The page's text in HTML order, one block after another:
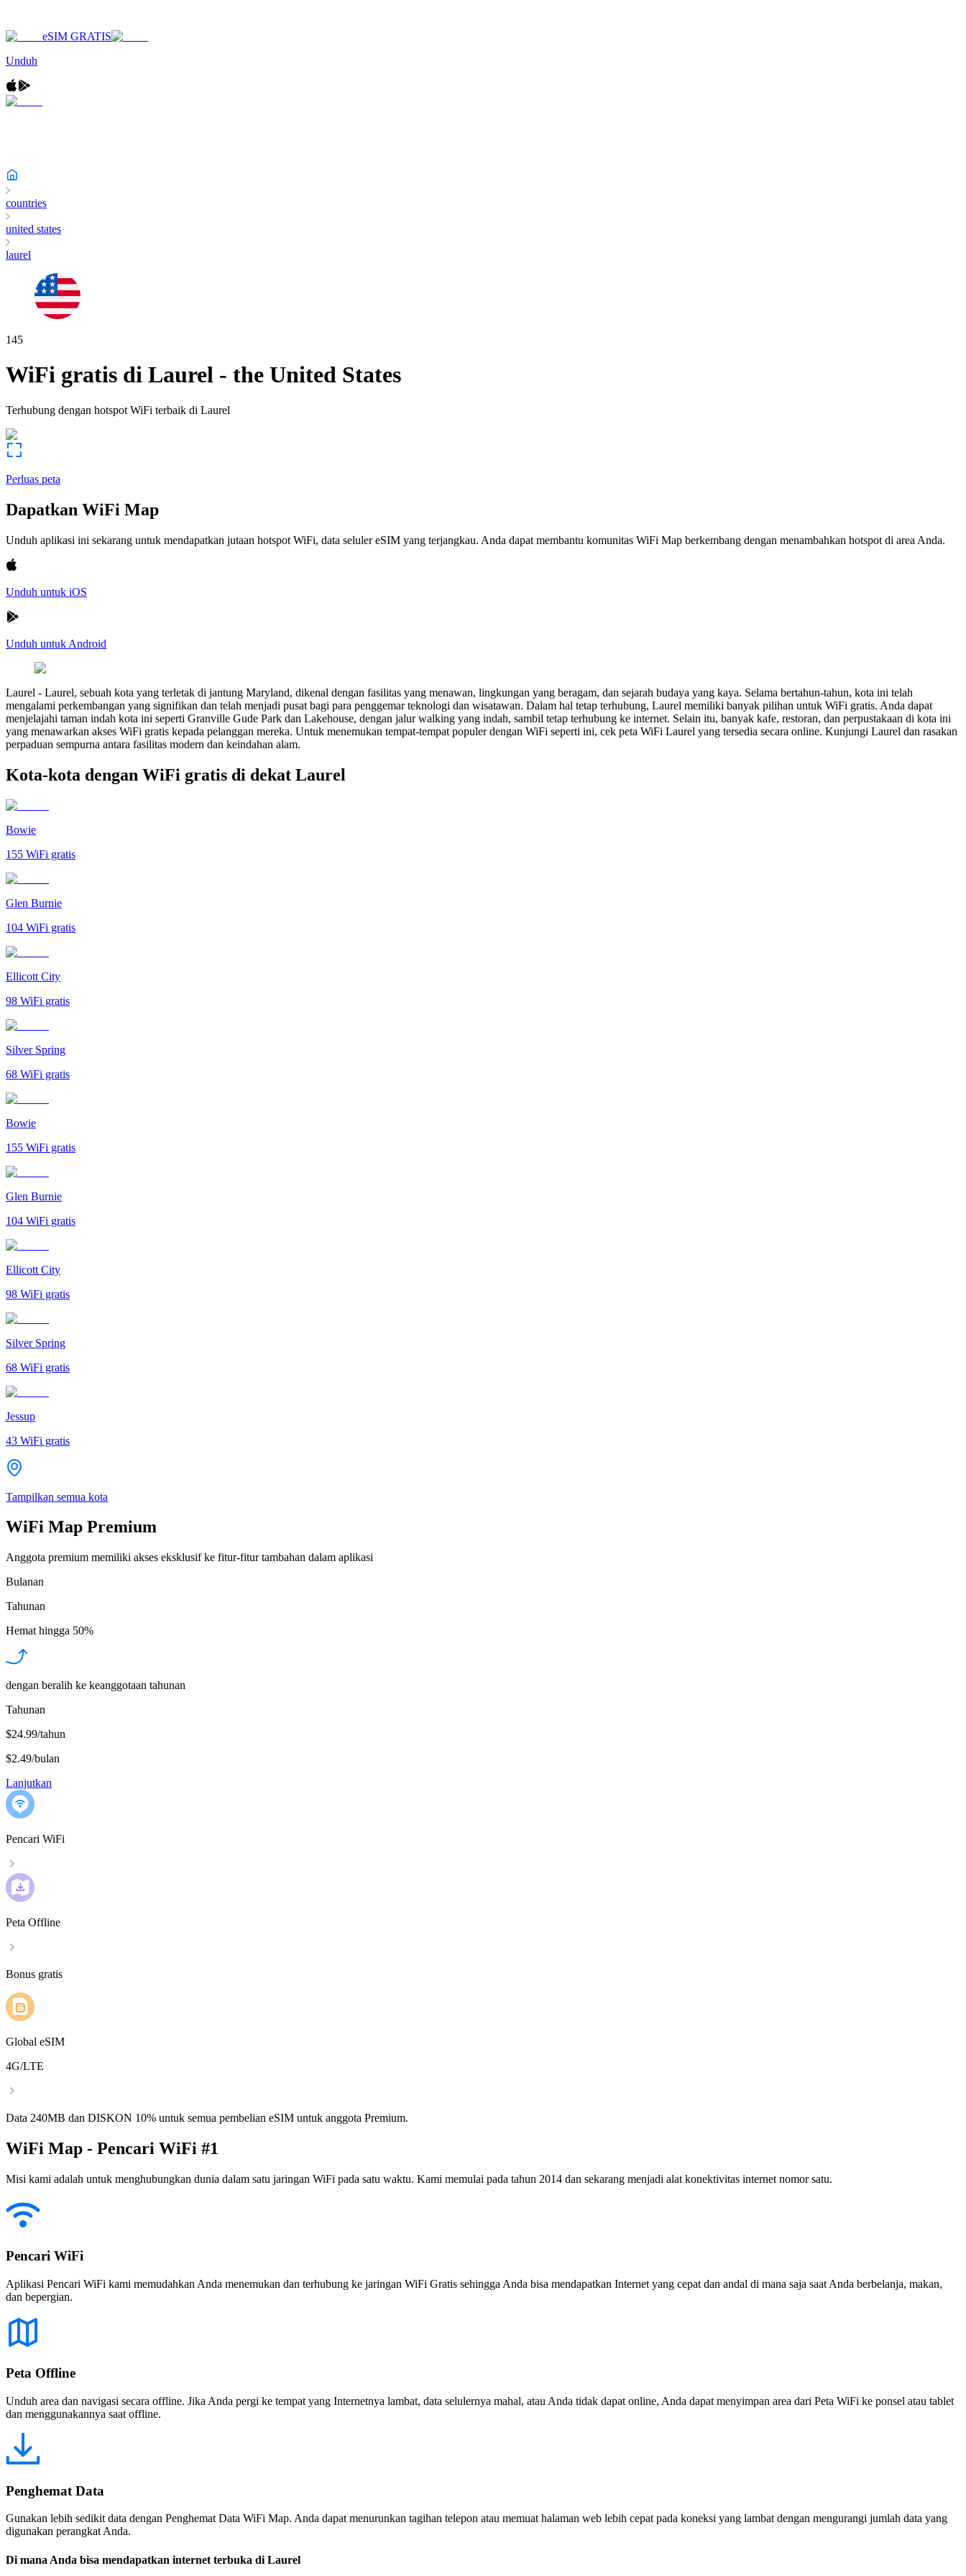
eSIM GRATIS
Unduh
countries
united states
laurel
145
WiFi gratis di Laurel - the United States
Terhubung dengan hotspot WiFi terbaik di Laurel
Perluas peta
Dapatkan WiFi Map
Unduh aplikasi ini sekarang untuk mendapatkan jutaan hotspot WiFi, data seluler eSIM yang terjangkau. Anda dapat membantu komunitas WiFi Map berkembang dengan menambahkan hotspot di area Anda.
Unduh untuk iOS
Unduh untuk Android
Laurel - Laurel, sebuah kota yang terletak di jantung Maryland, dikenal dengan fasilitas yang menawan, lingkungan yang beragam, dan sejarah budaya yang kaya. Selama bertahun-tahun, kota ini telah
mengalami perkembangan yang signifikan dan telah menjadi pusat bagi para penggemar teknologi dan wisatawan. Dalam hal tetap terhubung, Laurel memiliki banyak pilihan untuk WiFi gratis. Anda dapat
menjelajahi taman indah kota ini seperti Granville Gude Park dan Lakehouse, dengan jalur walking yang indah, sambil tetap terhubung ke internet. Selain itu, banyak kafe, restoran, dan perpustakaan di kota ini
yang menawarkan akses WiFi gratis kepada pelanggan mereka. Untuk menemukan tempat-tempat populer dengan WiFi seperti ini, cek peta WiFi Laurel yang tersedia secara online. Kunjungi Laurel dan rasakan
perpaduan sempurna antara fasilitas modern dan keindahan alam.
Kota-kota dengan WiFi gratis di dekat Laurel
Bowie
155 WiFi gratis
Glen Burnie
104 WiFi gratis
Ellicott City
98 WiFi gratis
Silver Spring
68 WiFi gratis
Bowie
155 WiFi gratis
Glen Burnie
104 WiFi gratis
Ellicott City
98 WiFi gratis
Silver Spring
68 WiFi gratis
Jessup
43 WiFi gratis
Tampilkan semua kota
WiFi Map Premium
Anggota premium memiliki akses eksklusif ke fitur-fitur tambahan dalam aplikasi
Bulanan
Tahunan
Hemat hingga 50%
dengan beralih ke keanggotaan tahunan
Tahunan
$24.99/tahun
$2.49/bulan
Lanjutkan
Pencari WiFi
Peta Offline
Bonus gratis
Global eSIM
4G/LTE
Data 240MB dan DISKON 10% untuk semua pembelian eSIM untuk anggota Premium.
WiFi Map - Pencari WiFi #1
Misi kami adalah untuk menghubungkan dunia dalam satu jaringan WiFi pada satu waktu. Kami memulai pada tahun 2014 dan sekarang menjadi alat konektivitas internet nomor satu.
Pencari WiFi
Aplikasi Pencari WiFi kami memudahkan Anda menemukan dan terhubung ke jaringan WiFi Gratis sehingga Anda bisa mendapatkan Internet yang cepat dan andal di mana saja saat Anda berbelanja, makan,
dan bepergian.
Peta Offline
Unduh area dan navigasi secara offline. Jika Anda pergi ke tempat yang Internetnya lambat, data selulernya mahal, atau Anda tidak dapat online, Anda dapat menyimpan area dari Peta WiFi ke ponsel atau tablet
dan menggunakannya saat offline.
Penghemat Data
Gunakan lebih sedikit data dengan Penghemat Data WiFi Map. Anda dapat menurunkan tagihan telepon atau memuat halaman web lebih cepat pada koneksi yang lambat dengan mengurangi jumlah data yang
digunakan perangkat Anda.
Di mana Anda bisa mendapatkan internet terbuka di Laurel